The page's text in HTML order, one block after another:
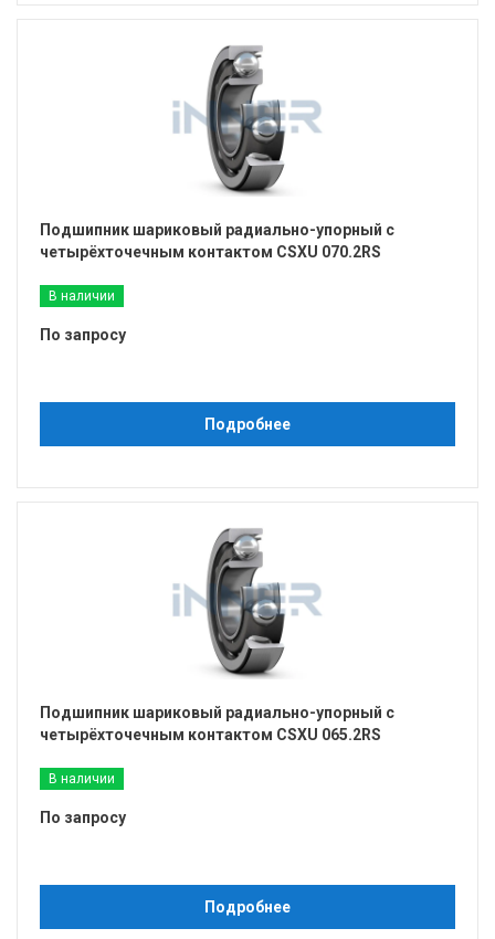
Подшипник шариковый радиально-упорный с
четырёхточечным контактом CSXU 070.2RS
В наличии
По запросу
Подробнее
Подшипник шариковый радиально-упорный с
четырёхточечным контактом CSXU 065.2RS
В наличии
По запросу
Подробнее